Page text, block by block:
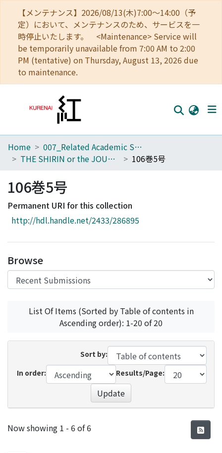
【メンテナンス】2026/08/13(木)7:00～14:00（予
定）において、メンテナンスのため、サービスを一
時停止いたします。 <Maintenance> Service will
be temporarily unavailable from 7:00 AM to 2:00
PM (tentative) on Thursday, August 13, 2026 due
to maintenance.
Home
Browse
Download Ranking
Access Statistics
Home
007_Related Academic Societies
THE SHIRIN or the JOURNAL OF HISTORY
106巻5号
106巻5号
Permanent URI for this collection
http://hdl.handle.net/2433/286895
Browse
List Of Items (Sorted by Table of contents in
Ascending order): 1-20 of 20
Sort by:
In order:
Results/Page:
Update
Recent Submissions
Now showing 1 - 6 of 6